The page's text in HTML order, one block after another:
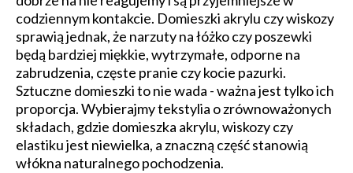
codziennym kontakcie. Domieszki akrylu czy wiskozy
sprawią jednak, że narzuty na łóżko czy poszewki
będą bardziej miękkie, wytrzymałe, odporne na
zabrudzenia, częste pranie czy kocie pazurki.
Sztuczne domieszki to nie wada - ważna jest tylko ich
proporcja. Wybierajmy tekstylia o zrównoważonych
składach, gdzie domieszka akrylu, wiskozy czy
elastiku jest niewielka, a znaczną część stanowią
włókna naturalnego pochodzenia.